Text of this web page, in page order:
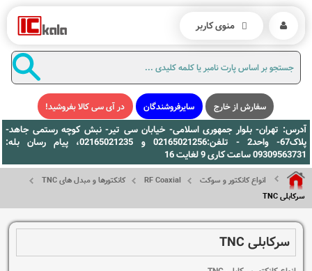
سفارش از خارج سایرفروشندگان در آی سی کالا بفروشید!
آدرس: تهران- بلوار جمهوری اسلامی- خیابان سی تیر- نبش کوچه رستمی جاهد-
پلاک67- واحد2 - تلفن:02165021256 و 02165021235، پیام رسان بله:
09309563731 ساعت کاری 9 لغایت 16
انواع کانکتور و سوکت RF Coaxial
کانکتورها و مبدل های TNC
سرکابلی TNC
سرکابلی TNC
منوی کاربر